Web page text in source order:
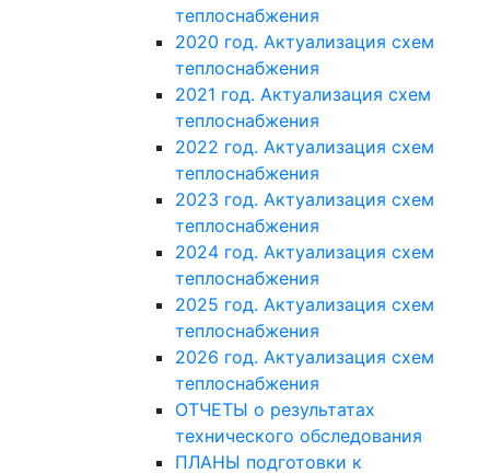
теплоснабжения
2020 год. Актуализация схем
теплоснабжения
2021 год. Актуализация схем
теплоснабжения
2022 год. Актуализация схем
теплоснабжения
2023 год. Актуализация схем
теплоснабжения
2024 год. Актуализация схем
теплоснабжения
2025 год. Актуализация схем
теплоснабжения
2026 год. Актуализация схем
теплоснабжения
ОТЧЕТЫ о результатах
технического обследования
ПЛАНЫ подготовки к